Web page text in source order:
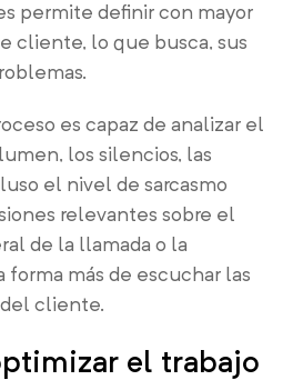
permite definir con mayor
cliente, lo que busca, sus
es capaz de analizar el
los silencios, las
el nivel de sarcasmo
relevantes sobre el
de la llamada o la
forma más de escuchar las
del cliente.
el trabajo